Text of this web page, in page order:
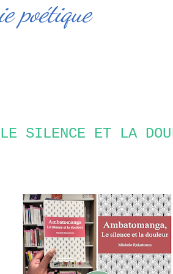
poétique
LE SILENCE ET LA